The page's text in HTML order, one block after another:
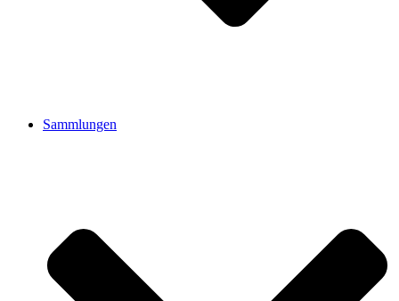
Sammlungen